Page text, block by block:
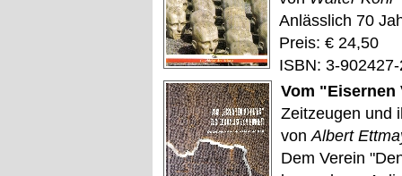
Anlässlich 70
Preis: € 24,50
ISBN: 3-
Vom "Eisernen
Zeitzeugen und
vonAlbert
Dem Verein